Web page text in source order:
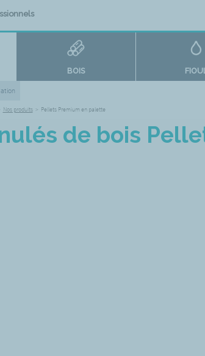
BOIS
Nos produits > Pellets Premium en palette
de bois